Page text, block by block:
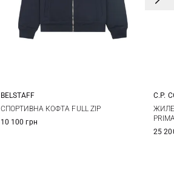
S M L
BELSTAFF
СПОРТИВНА КОФТА FULL ZIP
10 100 грн
M
C.P.
25